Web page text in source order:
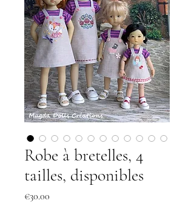
Robe à bretelles, 4
tailles, disponibles
€30.00